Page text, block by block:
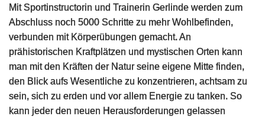
Mit Sportinstructorin und Trainerin Gerlinde werden zum
Abschluss noch 5000 Schritte zu mehr Wohlbefinden,
verbunden mit Körperübungen gemacht. An
prähistorischen Kraftplätzen und mystischen Orten kann
man mit den Kräften der Natur seine eigene Mitte finden,
den Blick aufs Wesentliche zu konzentrieren, achtsam zu
sein, sich zu erden und vor allem Energie zu tanken. So
kann jeder den neuen Herausforderungen gelassen